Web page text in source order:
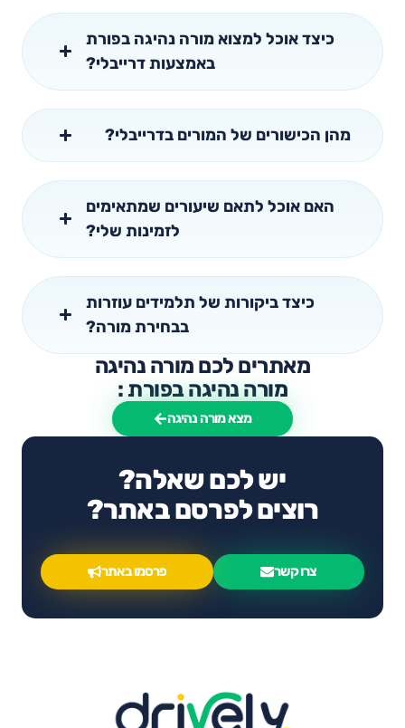
כיצד אוכל למצוא מורה נהיגה בפורת
באמצעות דרייבלי?
מהן הכישורים של המורים בדרייבלי?
האם אוכל לתאם שיעורים שמתאימים
לזמינות שלי?
כיצד ביקורות של תלמידים עוזרות
בבחירת מורה?
מאתרים לכם מורה נהיגה
מורה נהיגה בפורת :
מצא מורה נהיגה
יש לכם שאלה?
רוצים לפרסם באתר?
צרו קשר פרסמו באתר